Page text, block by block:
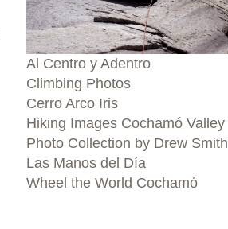
Al Centro y Adentro
Climbing Photos
Cerro Arco Iris
Hiking Images Cochamó Valley
Photo Collection by Drew Smith
Las Manos del Día
Wheel the World Cochamó